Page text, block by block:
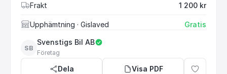
Frakt 1 200 kr
Upphämtning · Gislaved Gratis
SB
Svenstigs Bil AB
Företag
Dela Visa PDF